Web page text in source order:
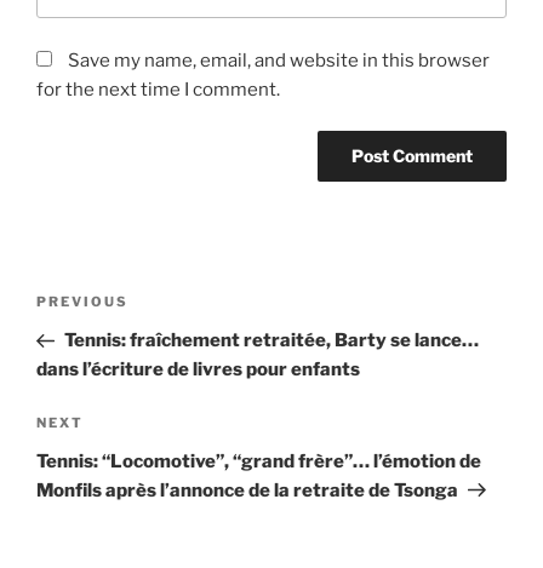
Save my name, email, and website in this browser
for the next time I comment.
Previous
Post
PREVIOUS
Tennis: fraîchement retraitée, Barty se lance…
dans l’écriture de livres pour enfants
Next
Post
NEXT
Tennis: “Locomotive”, “grand frère”… l’émotion de
Monfils après l’annonce de la retraite de Tsonga